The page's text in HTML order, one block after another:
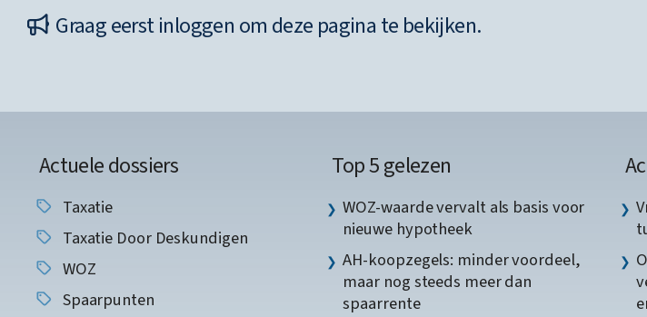
Graag eerst inloggen om deze pagina te bekijken.
Actuele dossiers
Taxatie
Taxatie Door Deskundigen
WOZ
Spaarpunten
Top 5 gelezen
WOZ-waarde vervalt als basis voor
nieuwe hypotheek
AH-koopzegels: minder voordeel,
maar nog steeds meer dan
spaarrente